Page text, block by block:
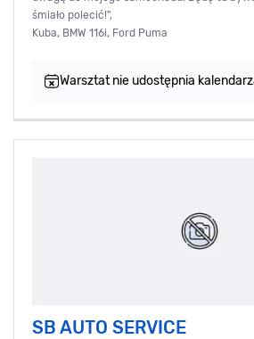
śmiało polecić!",
Kuba, BMW 116i, Ford Puma
Warsztat nie udostępnia
SB AUTO SERVICE